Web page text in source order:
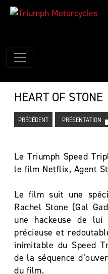
HEART OF STONE
PRÉCÉDENT PRÉSENTATION
Le Triumph Speed
le film Netflix, Agent
Le film suit une
Rachel Stone (Gal
une hackeuse de
précieuse et
inimitable du Speed
de la séquence
du film.